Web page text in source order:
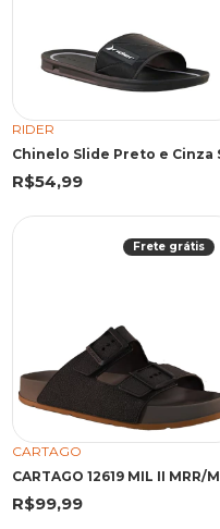
RIDER
R$54,99
Frete grátis
CARTAGO
R$99,99